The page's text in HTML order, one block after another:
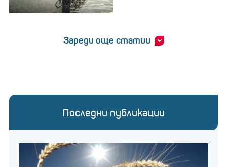
Зареди още статии
Последни публикации